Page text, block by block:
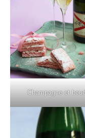
Champagne et